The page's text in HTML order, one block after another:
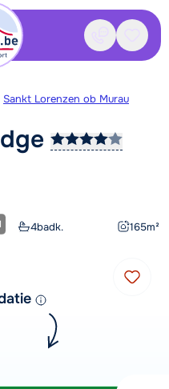
Contact
Sankt Lorenzen ob Murau
4badk. 165m²